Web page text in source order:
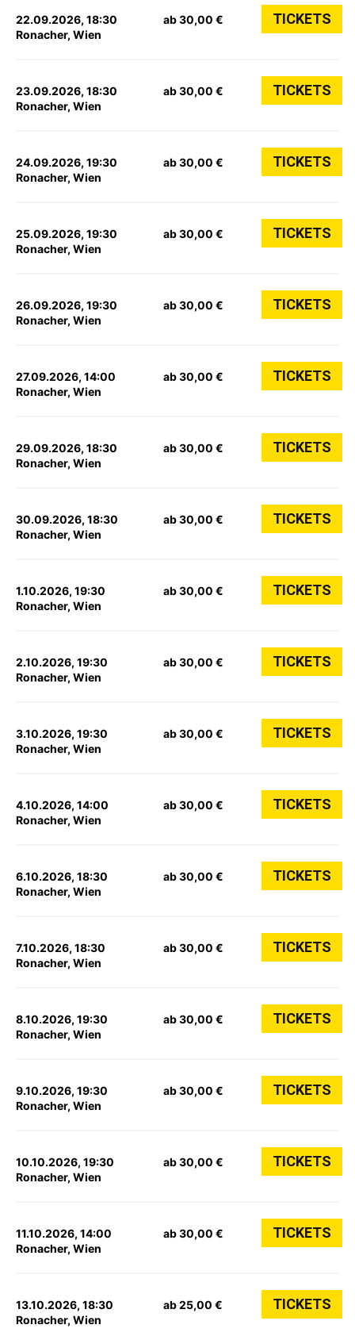
22.09.2026, 18:30
Ronacher, Wien
ab 30,00 € TICKETS
23.09.2026, 18:30
Ronacher, Wien
ab 30,00 € TICKETS
24.09.2026, 19:30
Ronacher, Wien
ab 30,00 € TICKETS
25.09.2026, 19:30
Ronacher, Wien
ab 30,00 € TICKETS
26.09.2026, 19:30
Ronacher, Wien
ab 30,00 € TICKETS
27.09.2026, 14:00
Ronacher, Wien
ab 30,00 € TICKETS
29.09.2026, 18:30
Ronacher, Wien
ab 30,00 € TICKETS
30.09.2026, 18:30
Ronacher, Wien
ab 30,00 € TICKETS
1.10.2026, 19:30
Ronacher, Wien
ab 30,00 € TICKETS
2.10.2026, 19:30
Ronacher, Wien
ab 30,00 € TICKETS
3.10.2026, 19:30
Ronacher, Wien
ab 30,00 € TICKETS
4.10.2026, 14:00
Ronacher, Wien
ab 30,00 € TICKETS
6.10.2026, 18:30
Ronacher, Wien
ab 30,00 € TICKETS
7.10.2026, 18:30
Ronacher, Wien
ab 30,00 € TICKETS
8.10.2026, 19:30
Ronacher, Wien
ab 30,00 € TICKETS
9.10.2026, 19:30
Ronacher, Wien
ab 30,00 € TICKETS
10.10.2026, 19:30
Ronacher, Wien
ab 30,00 € TICKETS
11.10.2026, 14:00
Ronacher, Wien
ab 30,00 € TICKETS
13.10.2026, 18:30
Ronacher, Wien
ab 25,00 € TICKETS